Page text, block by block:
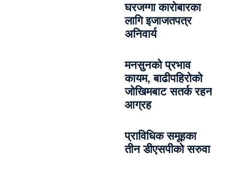
घरजग्गा कारोबारका
लागि इजाजतपत्र
अनिवार्य
मनसुनको प्रभाव
कायम, बाढीपहिरोको
जोखिमबाट सतर्क रहन
आग्रह
प्राविधिक समूहका
तीन डीएसपीको सरुवा